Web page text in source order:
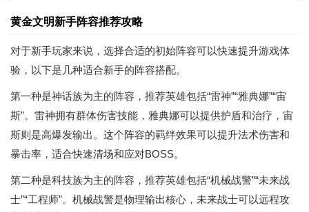
黄金文明新手阵容推荐攻略
对于新手玩家来说，选择合适的初始阵容可以快速提升游戏体
验，以下是几种适合新手的阵容搭配。
第一种是神话族为主的阵容，推荐英雄包括“雷神”“雅典娜”“宙
斯”。雷神拥有群体伤害技能，雅典娜可以提供护盾和治疗，宙
斯则是高爆发输出。这个阵容的羁绊效果可以提升法术伤害和
暴击率，适合快速清场和应对BOSS。
第二种是科技族为主的阵容，推荐英雄包括“机械战警”“未来战
士”“工程师”。机械战警是物理输出核心，未来战士可以远程攻